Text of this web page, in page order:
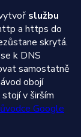
službu
a https do
skrytá.
k DNS
samostatně
obojí
v širším
Google